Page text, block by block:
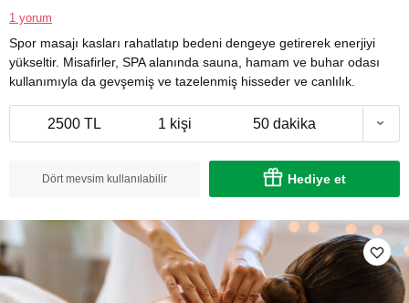
1 yorum
Spor masajı kasları rahatlatıp bedeni dengeye getirerek enerjiyi
yükseltir. Misafirler, SPA alanında sauna, hamam ve buhar odası
kullanımıyla da gevşemiş ve tazelenmiş hisseder ve canlılık.
2500 TL 1 kişi 50 dakika
Dört mevsim kullanılabilir Hediye et